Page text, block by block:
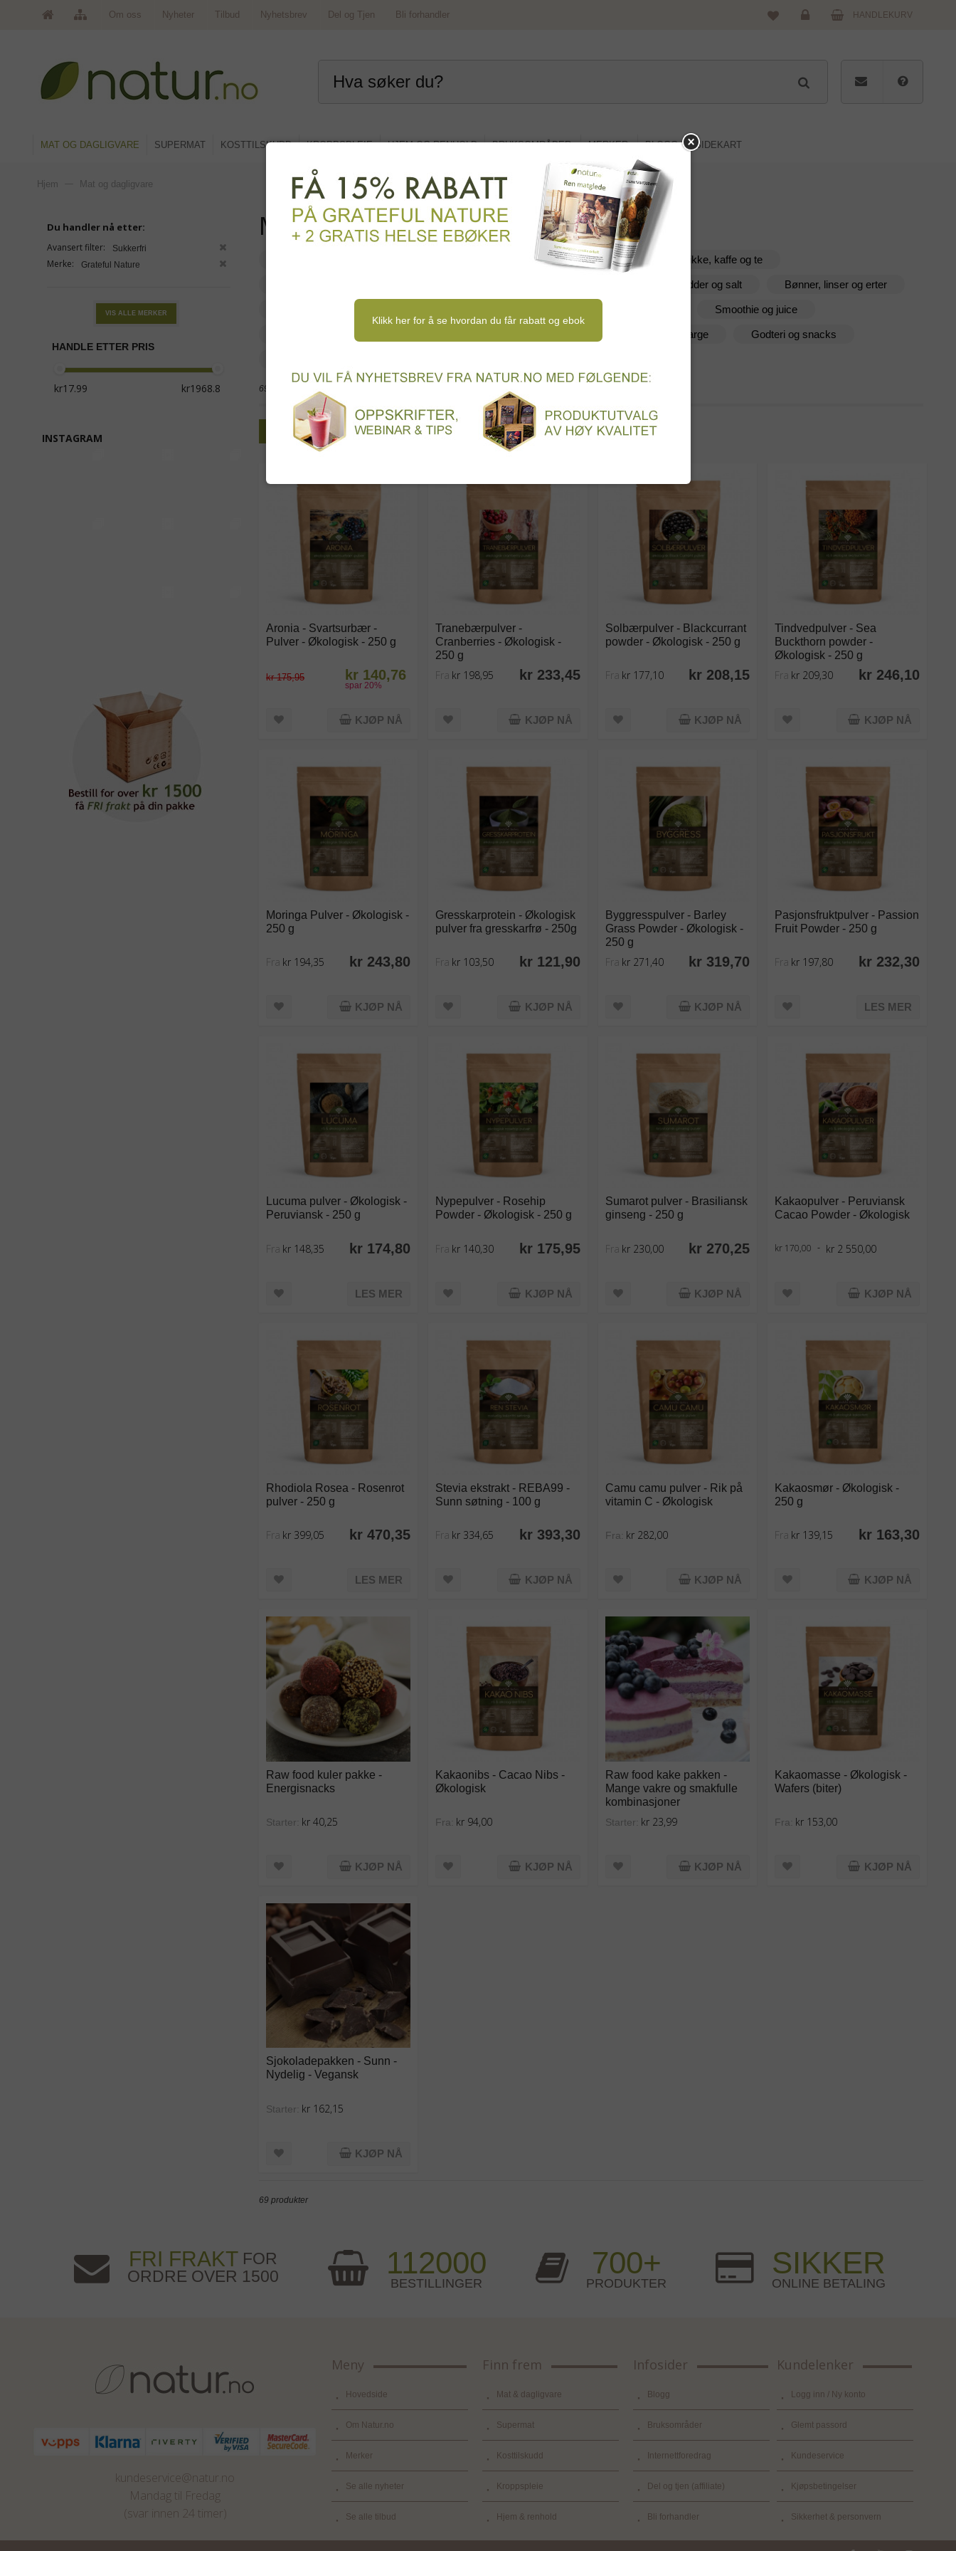
Om oss Nyheter Tilbud Nyhetsbrev Del og Tjen
Bli forhandler
HANDLEKURV
MAT OG DAGLIGVARE SUPERMAT KOSTTILSKUDD KROPPSPLEIE HJEM OG RENHOLD BRUKSOMRÅDER MERKER BLOGG SIDEKART
Hjem Mat og dagligvare
Mat og dagligvare
Middag og tilbehør Drikke, kaffe og te
Krydder og salt Bønner, linser og erter
Smoothie og juice
Naturlig Matfarge Godteri og snacks
69 produkter
Rutenett Liste SORTER ETTER PLASSERING
Aronia - Svartsurbær -
Pulver - Økologisk - 250 g
kr 175,95 kr 140,76
spar20%
KJØP NÅ
Tranebærpulver -
Cranberries - Økologisk -
250 g
kr 233,45
Fra kr 198,95
KJØP NÅ
Solbærpulver - Blackcurrant
powder - Økologisk - 250 g
kr 208,15
Fra kr 177,10
KJØP NÅ
Tindvedpulver - Sea
Buckthorn powder -
Økologisk - 250 g
kr 246,10
Fra kr 209,30
KJØP NÅ
Moringa Pulver - Økologisk -
250 g
kr 243,80
Fra kr 194,35
KJØP NÅ
Gresskarprotein - Økologisk
pulver fra gresskarfrø - 250g
kr 121,90
Fra kr 103,50
KJØP NÅ
Byggresspulver - Barley
Grass Powder - Økologisk -
250 g
kr 319,70
Fra kr 271,40
KJØP NÅ
Pasjonsfruktpulver - Passion
Fruit Powder - 250 g
kr 232,30
Fra kr 197,80
LES MER
Lucuma pulver - Økologisk -
Peruviansk - 250 g
kr 174,80
Fra kr 148,35
LES MER
Nypepulver - Rosehip
Powder - Økologisk - 250 g
kr 175,95
Fra kr 140,30
KJØP NÅ
Sumarot pulver - Brasiliansk
ginseng - 250 g
kr 270,25
Fra kr 230,00
KJØP NÅ
Kakaopulver - Peruviansk
Cacao Powder - Økologisk
kr 170,00 kr 2 550,00
KJØP NÅ
Rhodiola Rosea - Rosenrot
pulver - 250 g
kr 470,35
Fra kr 399,05
LES MER
Stevia ekstrakt - REBA99 -
Sunn søtning - 100 g
kr 393,30
Fra kr 334,65
KJØP NÅ
Camu camu pulver - Rik på
vitamin C - Økologisk
Fra: kr 282,00
KJØP NÅ
Kakaosmør - Økologisk -
250 g
kr 163,30
Fra kr 139,15
KJØP NÅ
Raw food kuler pakke -
Energisnacks
Starter: kr 40,25
KJØP NÅ
Kakaonibs - Cacao Nibs -
Økologisk
Fra: kr 94,00
KJØP NÅ
Raw food kake pakken -
Mange vakre og smakfulle
kombinasjoner
Starter: kr 23,99
KJØP NÅ
Kakaomasse - Økologisk -
Wafers (biter)
Fra: kr 153,00
KJØP NÅ
Sjokoladepakken - Sunn -
Nydelig - Vegansk
Starter: kr 162,15
KJØP NÅ
69 produkter
Du handler nå etter:
Avansert filter: Sukkerfri
Merke: Grateful Nature
VIS ALLE MERKER
HANDLE ETTER PRIS
INSTAGRAM
Klikk her for å se hvordan du får rabatt og ebok
FRI FRAKT FOR
ORDRE OVER 1500
112000
BESTILLINGER
700+
PRODUKTER
SIKKER
ONLINE BETALING
kundeservice@natur.no
Mandag til Fredag
(svar innen 24 timer)
Meny
Hovedside
Om Natur.no
Merker
Se alle nyheter
Se alle tilbud
Finn frem
Mat & dagligvare
Supermat
Kosttilskudd
Kroppspleie
Hjem & renhold
Infosider
Blogg
Bruksområder
Internettforedrag
Del og tjen (affiliate)
Bli forhandler
Kundelenker
Logg inn / Ny konto
Glemt passord
Kundeservice
Kjøpsbetingelser
Sikkerhet & personvern